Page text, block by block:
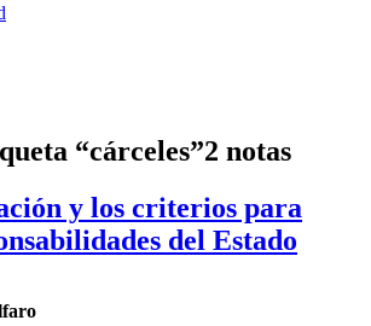
“cárceles”2 notas
y los criterios para
del Estado